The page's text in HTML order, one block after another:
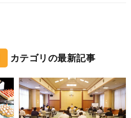
カテゴリの最新記事